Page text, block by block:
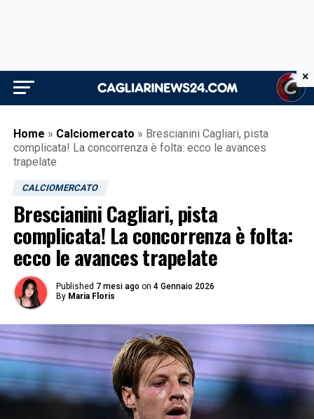
Home » Calciomercato » Brescianini Cagliari, pista
complicata! La concorrenza è folta: ecco le avances
trapelate
CALCIOMERCATO
Brescianini Cagliari, pista
complicata! La concorrenza è folta:
ecco le avances trapelate
Published 7 mesi ago on 4 Gennaio 2026
By Maria Floris
×